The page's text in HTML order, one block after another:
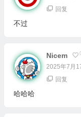
回复
不过
Nicem
2025年7月
回复
哈哈哈